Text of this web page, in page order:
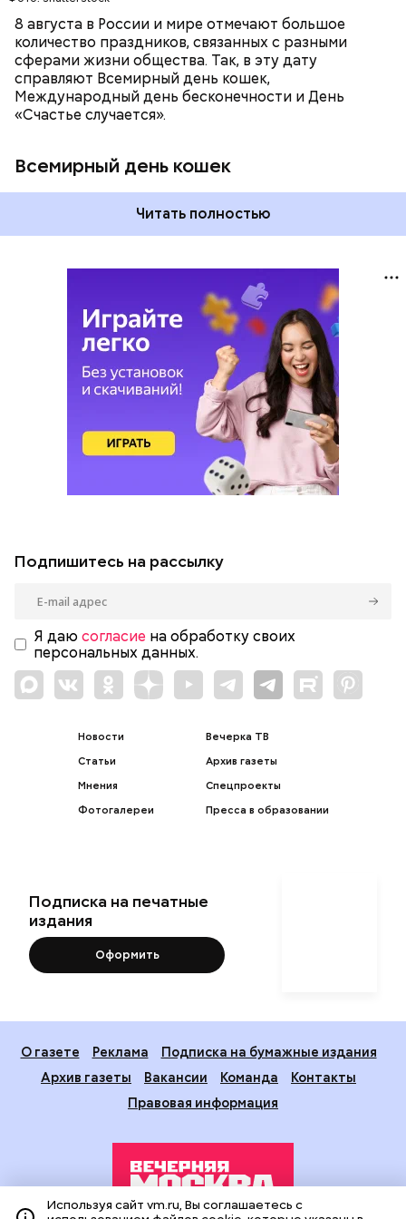
8 августа в России и мире отмечают большое
количество праздников, связанных с разными
сферами жизни общества. Так, в эту дату
справляют Всемирный день кошек,
Международный день бесконечности и День
«Счастье случается».
Всемирный день кошек
Читать полностью
Подпишитесь на рассылку
Я даю согласие на обработку своих
персональных данных.
Новости
Статьи
Мнения
Фотогалереи
Вечерка ТВ
Архив газеты
Спецпроекты
Пресса в образовании
Подписка на печатные
издания
Оформить
О газете Реклама
Подписка на бумажные издания
Архив газеты
Вакансии Команда
Контакты
Правовая информация
Используя сайт vm.ru, Вы соглашаетесь с